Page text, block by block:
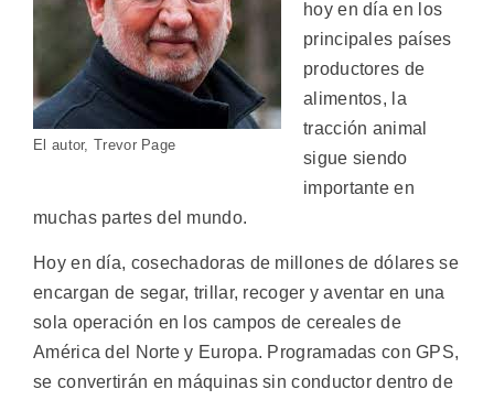
El autor, Trevor Page
hoy en día en los
principales países
productores de
alimentos, la
tracción animal
sigue siendo
importante en
muchas partes del mundo.
Hoy en día, cosechadoras de millones de dólares se
encargan de segar, trillar, recoger y aventar en una
sola operación en los campos de cereales de
América del Norte y Europa. Programadas con GPS,
se convertirán en máquinas sin conductor dentro de